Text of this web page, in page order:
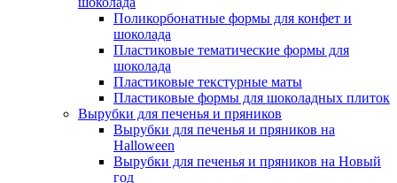
Поликорбонатные формы для конфет и
шоколада
Пластиковые тематические формы для
шоколада
Пластиковые текстурные маты
Пластиковые формы для шоколадных плиток
Вырубки для печенья и пряников
Вырубки для печенья и пряников на
Halloween
Вырубки для печенья и пряников на Новый
год